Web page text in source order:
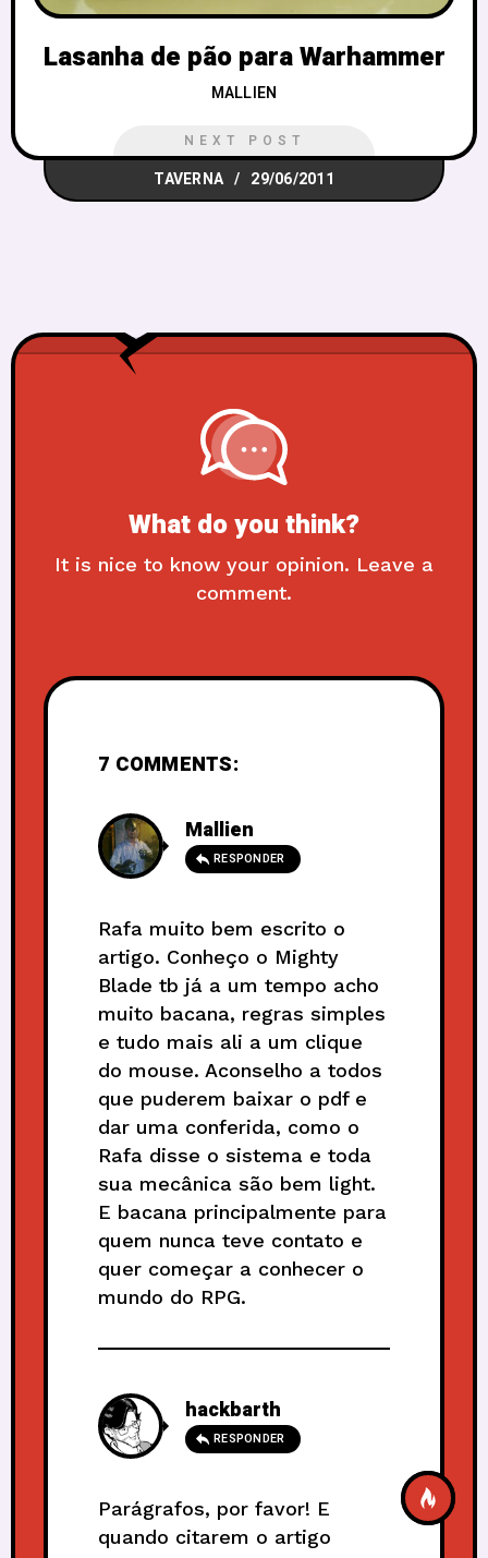
Lasanha de pão para Warhammer
MALLIEN
NEXT POST
TAVERNA 29/06/2011
What do you think?
It is nice to know your opinion. Leave a
comment.
7 COMMENTS:
Mallien
RESPONDER
Rafa muito bem escrito o
artigo. Conheço o Mighty
Blade tb já a um tempo acho
muito bacana, regras simples
e tudo mais ali a um clique
do mouse. Aconselho a todos
que puderem baixar o pdf e
dar uma conferida, como o
Rafa disse o sistema e toda
sua mecânica são bem light.
E bacana principalmente para
quem nunca teve contato e
quer começar a conhecer o
mundo do RPG.
hackbarth
RESPONDER
Parágrafos, por favor! E
quando citarem o artigo